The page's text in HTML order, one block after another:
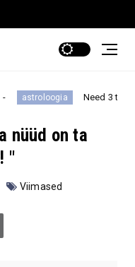
Need 3 tähemärki
nüüd on ta
"
Viimased